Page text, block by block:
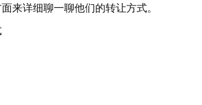
来详细聊一聊他们的转让方式。